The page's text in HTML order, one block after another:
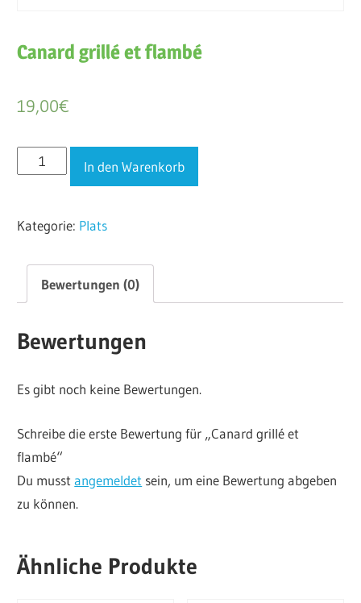
Canard grillé et flambé
19,00€
Canard
grillé
flambé
In den Warenkorb
Kategorie: Plats
Bewertungen (0)
Bewertungen
Es gibt noch keine Bewertungen.
Schreibe die erste Bewertung für „Canard grillé et
flambé“
Du musstangemeldet sein, um eine Bewertung abgeben
zu können.
Ähnliche Produkte